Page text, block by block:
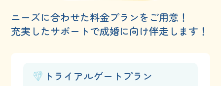
ニーズに合わせた料金プランをご用意！
充実したサポートで成婚に向け伴走します！
トライアルゲートプラン